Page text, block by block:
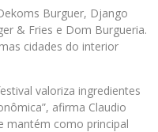
Burguer, Django
& Fries e Dom Burgueria.
cidades do interior
valoriza ingredientes
afirma Claudio
mantém como principal